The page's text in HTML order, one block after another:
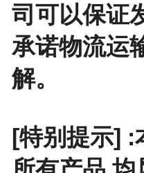
司可以保证
承诺物流运
解。
[特别提示] :